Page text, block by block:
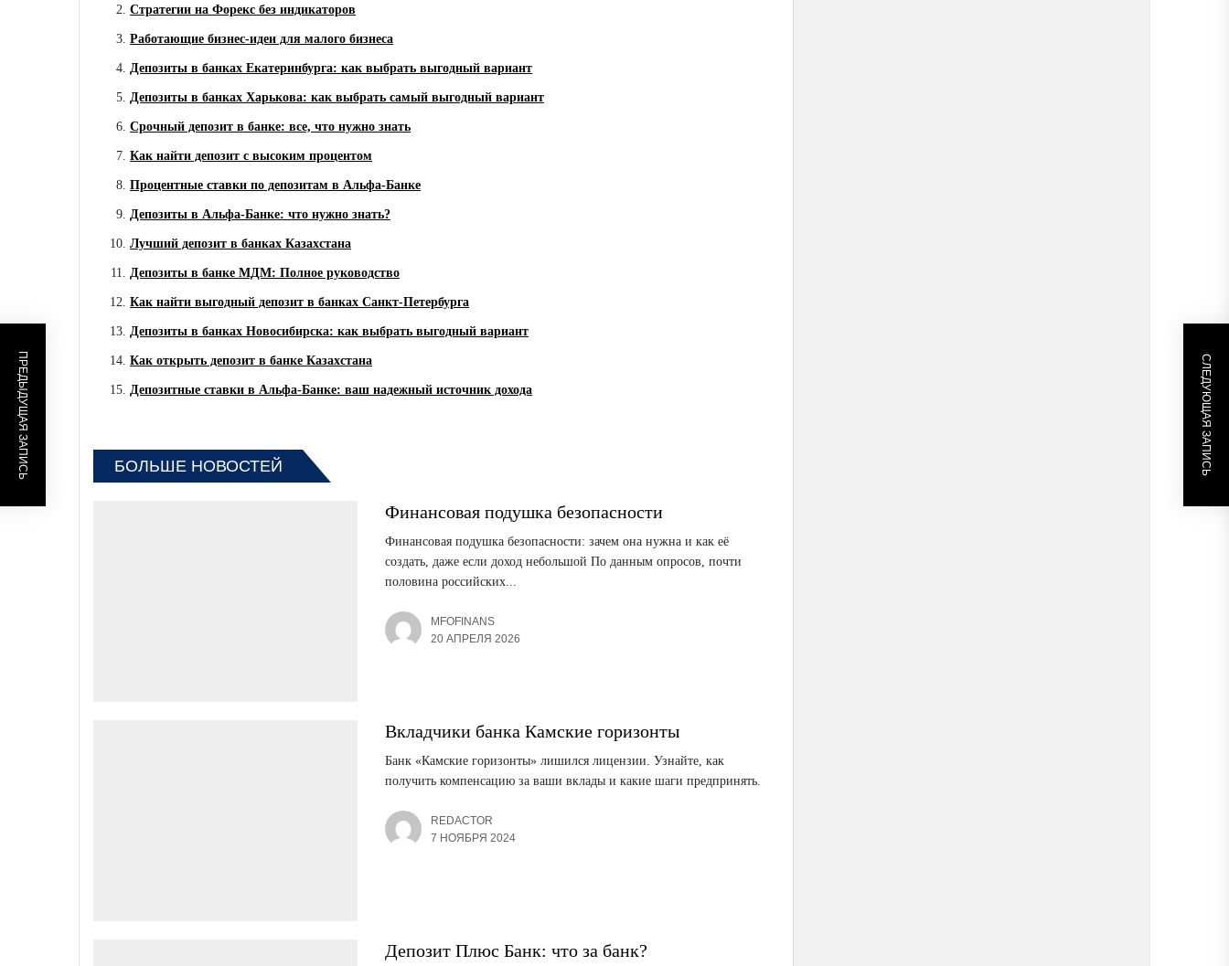
Стратегии на Форекс без индикаторов
Работающие бизнес-идеи для малого бизнеса
Депозиты в банках Екатеринбурга: как выбрать выгодный вариант
Депозиты в банках Харькова: как выбрать самый выгодный вариант
Срочный депозит в банке: все, что нужно знать
Как найти депозит с высоким процентом
Процентные ставки по депозитам в Альфа-Банке
Депозиты в Альфа-Банке: что нужно знать?
Лучший депозит в банках Казахстана
Депозиты в банке МДМ: Полное руководство
Как найти выгодный депозит в банках Санкт-Петербурга
Депозиты в банках Новосибирска: как выбрать выгодный вариант
Как открыть депозит в банке Казахстана
Депозитные ставки в Альфа-Банке: ваш надежный источник дохода
ПРЕДЫДУЩАЯ ЗАПИСЬ СЛЕДУЮЩАЯ ЗАПИСЬ
БОЛЬШЕ НОВОСТЕЙ
Финансовая подушка безопасности
Финансовая подушка безопасности: зачем она нужна и как её
создать, даже если доход небольшой По данным опросов, почти
половина российских...
MFOFINANS
20 АПРЕЛЯ 2026
Вкладчики банка Камские горизонты
Банк «Камские горизонты» лишился лицензии. Узнайте, как
получить компенсацию за ваши вклады и какие шаги предпринять.
REDACTOR
7 НОЯБРЯ 2024
Депозит Плюс Банк: что за банк?